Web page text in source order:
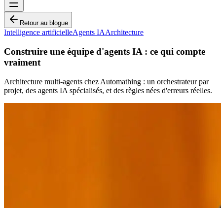
Retour au blogue
Intelligence artificielleAgents IAArchitecture
Construire une équipe d'agents IA : ce qui compte
vraiment
Architecture multi-agents chez Automathing : un orchestrateur par
projet, des agents IA spécialisés, et des règles nées d'erreurs réelles.